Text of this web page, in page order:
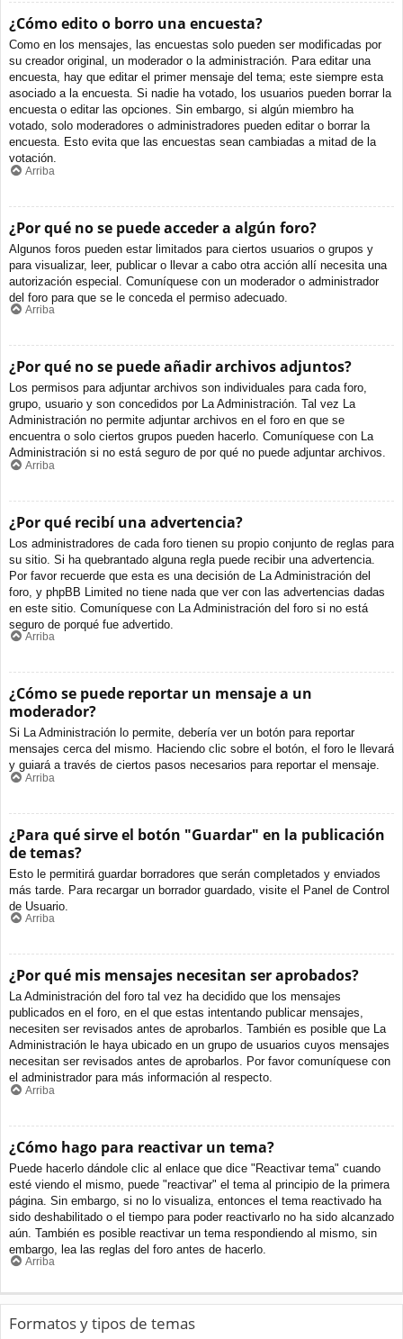
¿Cómo edito o borro una encuesta?
Como en los mensajes, las encuestas solo pueden ser modificadas por
su creador original, un moderador o la administración. Para editar una
encuesta, hay que editar el primer mensaje del tema; este siempre esta
asociado a la encuesta. Si nadie ha votado, los usuarios pueden borrar la
encuesta o editar las opciones. Sin embargo, si algún miembro ha
votado, solo moderadores o administradores pueden editar o borrar la
encuesta. Esto evita que las encuestas sean cambiadas a mitad de la
votación.
Arriba
¿Por qué no se puede acceder a algún foro?
Algunos foros pueden estar limitados para ciertos usuarios o grupos y
para visualizar, leer, publicar o llevar a cabo otra acción allí necesita una
autorización especial. Comuníquese con un moderador o administrador
del foro para que se le conceda el permiso adecuado.
Arriba
¿Por qué no se puede añadir archivos adjuntos?
Los permisos para adjuntar archivos son individuales para cada foro,
grupo, usuario y son concedidos por La Administración. Tal vez La
Administración no permite adjuntar archivos en el foro en que se
encuentra o solo ciertos grupos pueden hacerlo. Comuníquese con La
Administración si no está seguro de por qué no puede adjuntar archivos.
Arriba
¿Por qué recibí una advertencia?
Los administradores de cada foro tienen su propio conjunto de reglas para
su sitio. Si ha quebrantado alguna regla puede recibir una advertencia.
Por favor recuerde que esta es una decisión de La Administración del
foro, y phpBB Limited no tiene nada que ver con las advertencias dadas
en este sitio. Comuníquese con La Administración del foro si no está
seguro de porqué fue advertido.
Arriba
¿Cómo se puede reportar un mensaje a un
moderador?
Si La Administración lo permite, debería ver un botón para reportar
mensajes cerca del mismo. Haciendo clic sobre el botón, el foro le llevará
y guiará a través de ciertos pasos necesarios para reportar el mensaje.
Arriba
¿Para qué sirve el botón "Guardar" en la publicación
de temas?
Esto le permitirá guardar borradores que serán completados y enviados
más tarde. Para recargar un borrador guardado, visite el Panel de Control
de Usuario.
Arriba
¿Por qué mis mensajes necesitan ser aprobados?
La Administración del foro tal vez ha decidido que los mensajes
publicados en el foro, en el que estas intentando publicar mensajes,
necesiten ser revisados antes de aprobarlos. También es posible que La
Administración le haya ubicado en un grupo de usuarios cuyos mensajes
necesitan ser revisados antes de aprobarlos. Por favor comuníquese con
el administrador para más información al respecto.
Arriba
¿Cómo hago para reactivar un tema?
Puede hacerlo dándole clic al enlace que dice "Reactivar tema" cuando
esté viendo el mismo, puede "reactivar" el tema al principio de la primera
página. Sin embargo, si no lo visualiza, entonces el tema reactivado ha
sido deshabilitado o el tiempo para poder reactivarlo no ha sido alcanzado
aún. También es posible reactivar un tema respondiendo al mismo, sin
embargo, lea las reglas del foro antes de hacerlo.
Arriba
Formatos y tipos de temas